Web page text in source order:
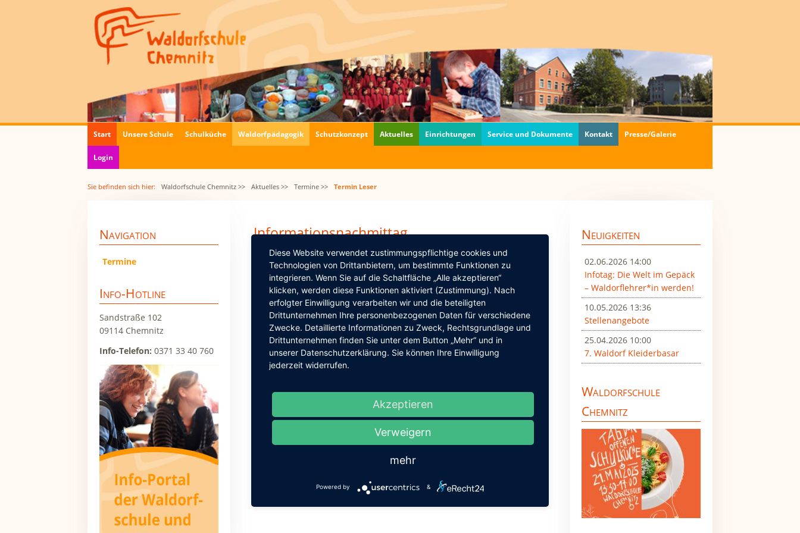
Navigation
Start Unsere Schule Schulküche Waldorfpädagogik Schutzkonzept Aktuelles Einrichtungen Service und Dokumente Kontakt Presse/Galerie
Login
Sie befinden sich hier: Waldorfschule Chemnitz >> Aktuelles >> Termine >> Termin Leser
Informationsnachmittag
Sie wissen, was Ihnen für Ihr Kind wichtig ist. Was war Ihnen bisher bei
der Erziehung Ihrer Kinder wichtig?
Was ist Waldorfpädagogik? Wie wird diese Form der Pädagogik in der
Waldorfschule Chemnitz angewandt? Wir sind eine Schule, die die
Entwicklungsstufen der Kinder kennt und berücksichtigt.
Welche Besonderheiten haben wir? Wie ist unsere Schule organisiert?
Wir laden Sie herzlich ein zum Informationsnachmittag der
Waldorfschule Chemnitz – Regelbereich –
Gebäude der Unter- und Mittelstufe (Altbau)
Navigation
Navigation
Termine
Info-Hotline
Sandstraße 102
09114 Chemnitz
Info-Telefon: 0371 33 40 760
Neuigkeiten
02.06.2026 14:00
Infotag: Die Welt im Gepäck
– Waldorflehrer*in werden!
10.05.2026 13:36
Stellenangebote
25.04.2026 10:00
7. Waldorf Kleiderbasar
Waldorfschule
Chemnitz
Diese Website verwendet zustimmungspflichtige cookies und
Technologien von Drittanbietern, um bestimmte Funktionen zu
integrieren. Wenn Sie auf die Schaltfläche „Alle akzeptieren“
klicken, werden diese Funktionen aktiviert (Zustimmung). Nach
erfolgter Einwilligung verarbeiten wir und die beteiligten
Drittunternehmen Ihre personenbezogenen Daten für verschiedene
Zwecke. Detaillierte Informationen zu Zweck, Rechtsgrundlage und
Drittunternehmen finden Sie unter dem Button „Mehr“ und in
unserer Datenschutzerklärung. Sie können Ihre Einwilligung
jederzeit widerrufen.
Akzeptieren
Verweigern
mehr
Powered by &